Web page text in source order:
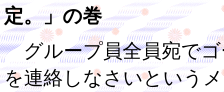
定。」の巻
グループ員全員宛でゴ
を連絡しなさいという